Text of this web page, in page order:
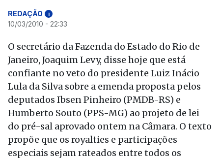
REDAÇÃO i
10/03/2010 - 22:33
O secretário da Fazenda do Estado do Rio de
Janeiro, Joaquim Levy, disse hoje que está
confiante no veto do presidente Luiz Inácio
Lula da Silva sobre a emenda proposta pelos
deputados Ibsen Pinheiro (PMDB-RS) e
Humberto Souto (PPS-MG) ao projeto de lei
do pré-sal aprovado ontem na Câmara. O texto
propõe que os royalties e participações
especiais sejam rateados entre todos os